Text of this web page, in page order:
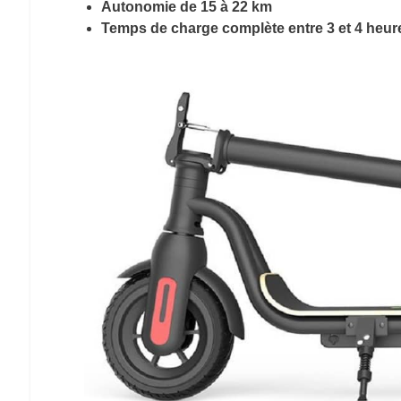
Autonomie de 15 à 22 km
Temps de charge complète entre 3 et 4